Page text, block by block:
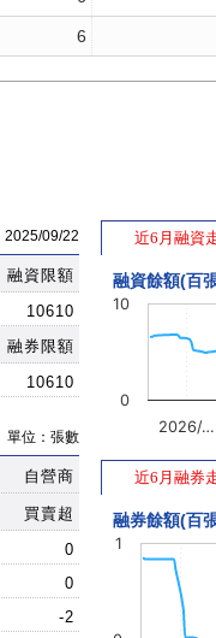
09/22
融資限額
10610
融券限額
10610
單位：張數
自營商
買賣超
0
0
-2
近6月融資
融資餘額(百
2026/…
0
10
近6月融券
融券餘額(百
1